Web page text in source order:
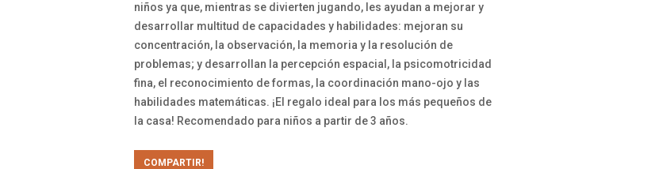
niños ya que, mientras se divierten jugando, les ayudan a mejorar y
desarrollar multitud de capacidades y habilidades: mejoran su
concentración, la observación, la memoria y la resolución de
problemas; y desarrollan la percepción espacial, la psicomotricidad
fina, el reconocimiento de formas, la coordinación mano-ojo y las
habilidades matemáticas. ¡El regalo ideal para los más pequeños de
la casa! Recomendado para niños a partir de 3 años.
COMPARTIR!